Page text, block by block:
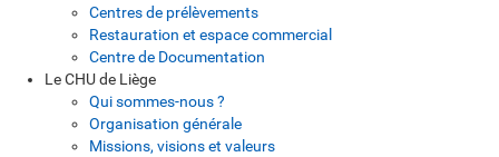
Centres de prélèvements
Restauration et espace commercial
Centre de Documentation
Le CHU de Liège
Qui sommes-nous ?
Organisation générale
Missions, visions et valeurs